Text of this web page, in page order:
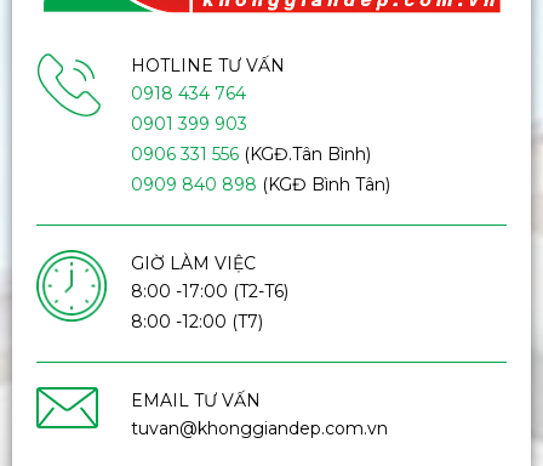
HOTLINE TƯ VẤN
0918 434 764
0901 399 903
0906 331 556(KGĐ.Tân Bình)
0909 840 898 (KGĐ Bình Tân)
GIỜ LÀM VIỆC
8:00 -17:00 (T2-T6)
8:00 -12:00 (T7)
EMAIL TƯ VẤN
tuvan@khonggiandep.com.vn